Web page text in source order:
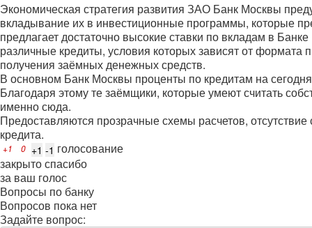
Экономическая стратегия развития ЗАО Банк Москвы
вкладывание их в инвестиционные программы, которые
предлагает достаточно высокие ставки по вкладам в
различные кредиты, условия которых зависят от
получения заёмных денежных средств.
В основном Банк Москвы проценты по кредитам на
Благодаря этому те заёмщики, которые умеют считать
именно сюда.
Предоставляются прозрачные схемы расчетов,
кредита.
+1 0
голосование
закрытоспасибо
за ваш голос
Вопросы по банку
Вопросов пока нет
Задайте вопрос: